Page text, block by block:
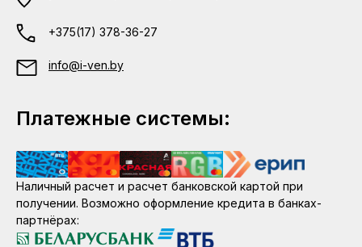
+375(17) 378-36-27
info@i-ven.by
Платежные системы:
Наличный расчет и расчет банковской картой при
получении. Возможно оформление кредита в банках-
партнёрах: